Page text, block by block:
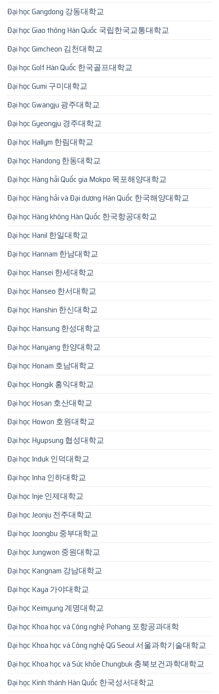
Đại học Gangdong 강동대학교
Đại học Giao thông Hàn Quốc 국립한국교통대학교
Đại học Gimcheon 김천대학교
Đại học Golf Hàn Quốc 한국골프대학교
Đại học Gumi 구미대학교
Đại học Gwangju 광주대학교
Đại học Gyeongju 경주대학교
Đại học Hallym 한림대학교
Đại học Handong 한동대학교
Đại học Hàng hải Quốc gia Mokpo 목포해양대학교
Đại học Hàng hải và Đại dương Hàn Quốc 한국해양대학교
Đại học Hàng không Hàn Quốc 한국항공대학교
Đại học Hanil 한일대학교
Đại học Hannam 한남대학교
Đại học Hansei 한세대학교
Đại học Hanseo 한서대학교
Đại học Hanshin 한신대학교
Đại học Hansung 한성대학교
Đại học Hanyang 한양대학교
Đại học Honam 호남대학교
Đại học Hongik 홍익대학교
Đại học Hosan 호산대학교
Đại học Howon 호원대학교
Đại học Hyupsung 협성대학교
Đại học Induk 인덕대학교
Đại học Inha 인하대학교
Đại học Inje 인제대학교
Đại học Jeonju 전주대학교
Đại học Joongbu 중부대학교
Đại học Jungwon 중원대학교
Đại học Kangnam 강남대학교
Đại học Kaya 가야대학교
Đại học Keimyung 계명대학교
Đại học Khoa học và Công nghệ Pohang 포항공과대학
Đại học Khoa học và Công nghệ QG Seoul 서울과학기술대학교
Đại học Khoa học và Sức khỏe Chungbuk 충북보건과학대학교
Đại học Kinh thánh Hàn Quốc 한국성서대학교